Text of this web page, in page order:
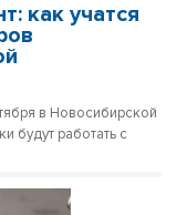
как учатся
в Новосибирской
будут работать с